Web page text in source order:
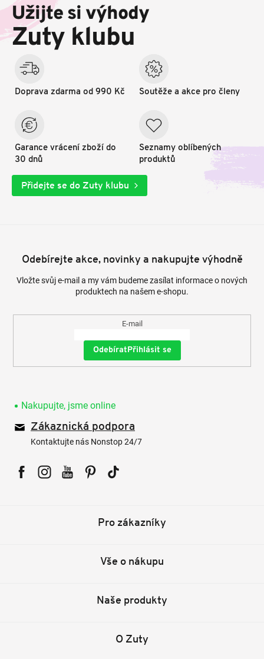
a
í
Užijte si výhody
Zuty klubu
Doprava zdarma od 990 Kč
Garance vrácení zboží do
30 dnů
Soutěže a akce pro členy
Seznamy oblíbených
produktů
Přidejte se do Zuty klubu
Odebírejte akce, novinky a nakupujte výhodně
Vložte svůj e-mail a my vám budeme zasílat informace o nových
produktech na našem e-shopu.
E-mail
Přihlásit se
Nakupujte, jsme online
Zákaznická podpora
Kontaktujte nás Nonstop 24/7
Pro zákazníky
Vše o nákupu
Naše produkty
O Zuty